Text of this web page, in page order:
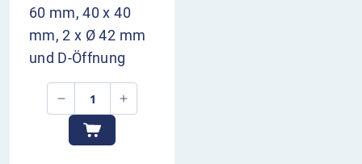
60 mm, 40 x 40
mm, 2 x Ø 42 mm
und D-Öffnung